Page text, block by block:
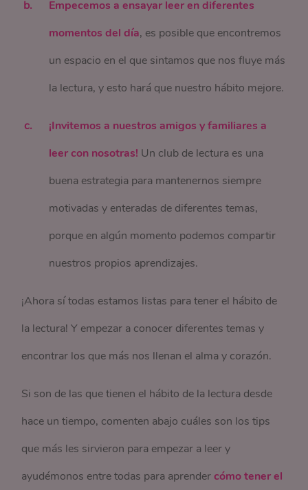
Empecemos a ensayar leer en diferentes
momentos del día, es posible que encontremos
un espacio en el que sintamos que nos fluye más
la lectura, y esto hará que nuestro hábito mejore.
¡Invitemos a nuestros amigos y familiares a
leer con nosotras! Un club de lectura es una
buena estrategia para mantenernos siempre
motivadas y enteradas de diferentes temas,
porque en algún momento podemos compartir
nuestros propios aprendizajes.
¡Ahora sí todas estamos listas para tener el hábito de
la lectura! Y empezar a conocer diferentes temas y
encontrar los que más nos llenan el alma y corazón.
Si son de las que tienen el hábito de la lectura desde
hace un tiempo, comenten abajo cuáles son los tips
que más les sirvieron para empezar a leer y
ayudémonos entre todas para aprendercómo tener el